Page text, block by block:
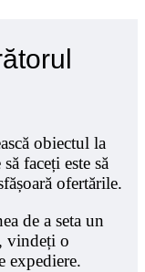
obiectul la
faceți este să
ofertările.
de a seta un
vindeți o
expediere.